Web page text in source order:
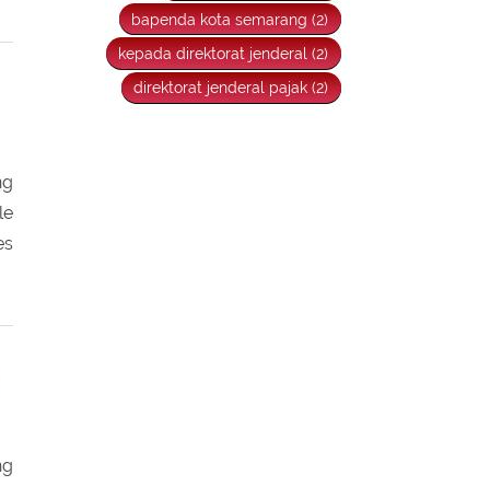
wp orang pribadi (2)
pajak kpp pratama (2)
bapenda kota semarang (2)